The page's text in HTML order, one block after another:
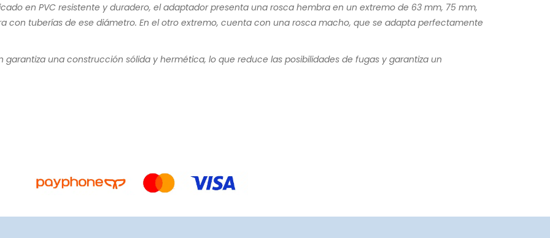
en PVC resistente y duradero, el adaptador presenta una rosca hembra en un extremo de 63 mm, 75 mm,
con tuberías de ese diámetro. En el otro extremo, cuenta con una rosca macho, que se adapta perfectamente
una construcción sólida y hermética, lo que reduce las posibilidades de fugas y garantiza un